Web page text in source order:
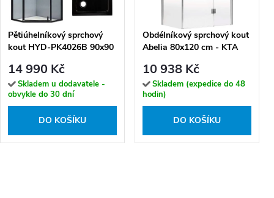
Pětiúhelníkový sprchový
kout HYD-PK4026B 90x90
vanička HYD-PSV-ST07B
černá
14 990 Kč
Skladem u dodavatele -
obvykle do 30 dní
DO KOŠÍKU
Obdélníkový sprchový kout
Abelia 80x120 cm - KTA
10 938 Kč
Skladem (expedice do 48
hodin)
DO KOŠÍKU